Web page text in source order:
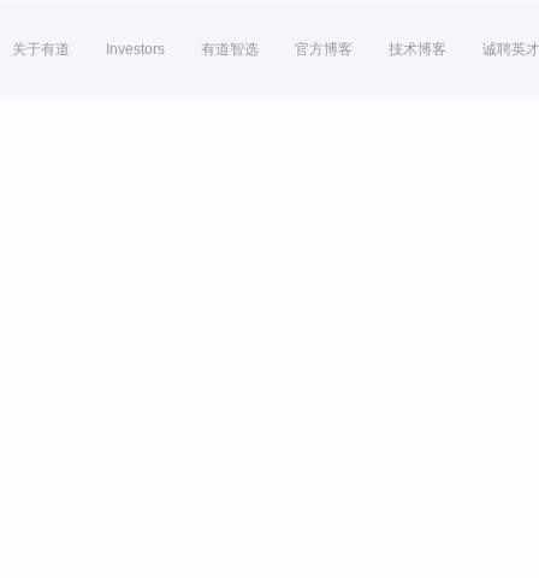
关于有道 Investors 有道智选 官方博客 技术博客 诚聘英才